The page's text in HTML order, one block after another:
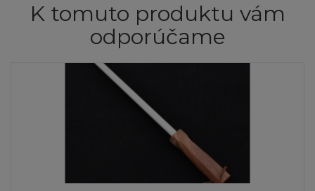
K tomuto produktu vám
odporúčame